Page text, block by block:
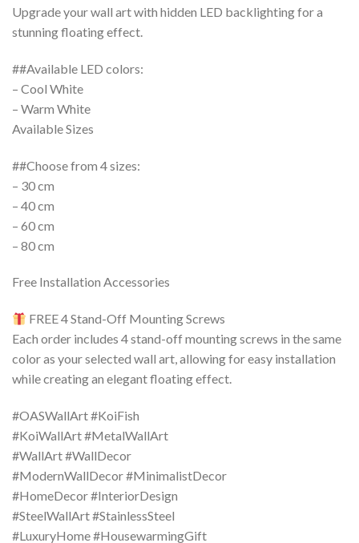
Upgrade your wall art with hidden LED backlighting for a
stunning floating effect.
##Available LED colors:
– Cool White
– Warm White
Available Sizes
##Choose from 4 sizes:
– 30 cm
– 40 cm
– 60 cm
– 80 cm
Free Installation Accessories
FREE 4 Stand-Off Mounting Screws
Each order includes 4 stand-off mounting screws in the same
color as your selected wall art, allowing for easy installation
while creating an elegant floating effect.
#OASWallArt #KoiFish
#KoiWallArt #MetalWallArt
#WallArt #WallDecor
#ModernWallDecor #MinimalistDecor
#HomeDecor #InteriorDesign
#SteelWallArt #StainlessSteel
#LuxuryHome #HousewarmingGift